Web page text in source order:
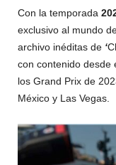
Con la temporada
exclusivo al mundo
archivo inéditas de ‘
con contenido desde
los Grand Prix de
México y Las Vegas.